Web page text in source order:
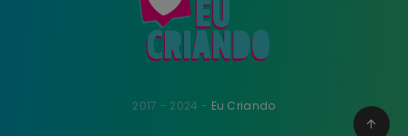
2017 - 2024 - Eu Criando